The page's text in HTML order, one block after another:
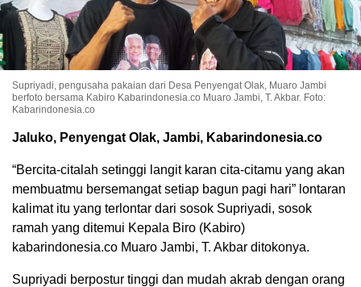
Supriyadi, pengusaha pakaian dari Desa Penyengat Olak, Muaro Jambi
berfoto bersama Kabiro Kabarindonesia.co Muaro Jambi, T. Akbar. Foto:
Kabarindonesia.co
Jaluko, Penyengat Olak, Jambi, Kabarindonesia.co
“Bercita-citalah setinggi langit karan cita-citamu yang akan
membuatmu bersemangat setiap bagun pagi hari” lontaran
kalimat itu yang terlontar dari sosok Supriyadi, sosok
ramah yang ditemui Kepala Biro (Kabiro)
kabarindonesia.co Muaro Jambi, T. Akbar ditokonya.
Supriyadi berpostur tinggi dan mudah akrab dengan orang